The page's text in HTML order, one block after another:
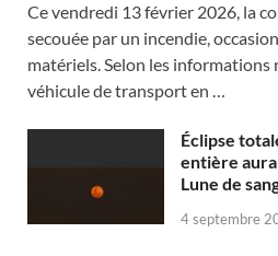
Ce vendredi 13 février 2026, la
secouée par un incendie,
matériels. Selon les informations
véhicule de transport en …
Éclipse
entière
Lune de
4 septembre